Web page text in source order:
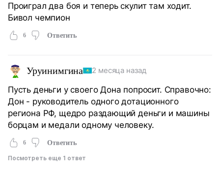
Проиграл два боя и теперь скулит там ходит.
Бивол чемпион
6 Ответить
Уруинимгина 2 месяца назад
Пусть деньги у своего Дона попросит. Справочно:
Дон - руководитель одного дотационного
региона РФ, щедро раздающий деньги и машины
борцам и медали одному человеку.
6 Ответить
Посмотреть еще 1 ответ